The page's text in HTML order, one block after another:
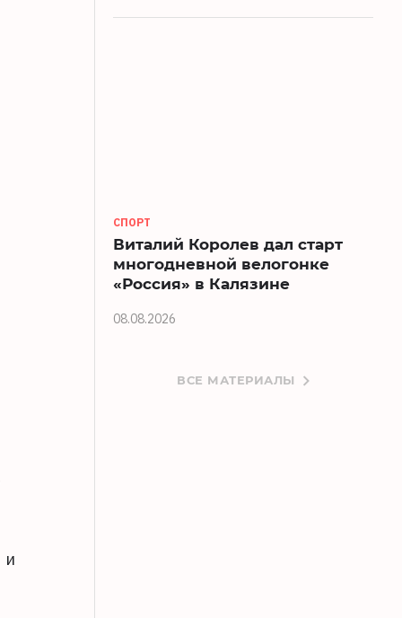
и
СПОРТ
Виталий Королев дал старт
многодневной велогонке
«Россия» в Калязине
08.08.2026
ВСЕ МАТЕРИАЛЫ